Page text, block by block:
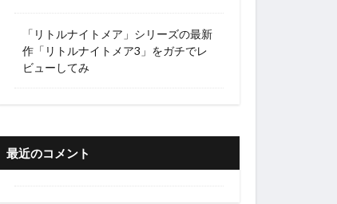
「リトルナイトメア」シリーズの最新
作「リトルナイトメア3」をガチでレ
ビューしてみ
最近のコメント